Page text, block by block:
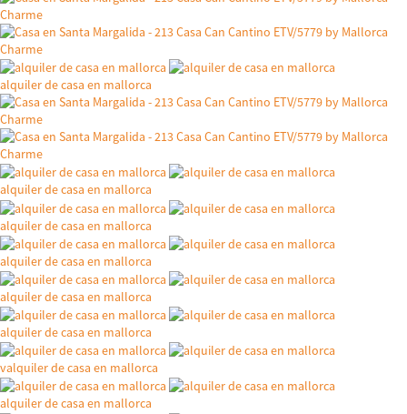
alquiler de casa en mallorca
alquiler de casa en mallorca
alquiler de casa en mallorca
alquiler de casa en mallorca
alquiler de casa en mallorca
alquiler de casa en mallorca
valquiler de casa en mallorca
alquiler de casa en mallorca